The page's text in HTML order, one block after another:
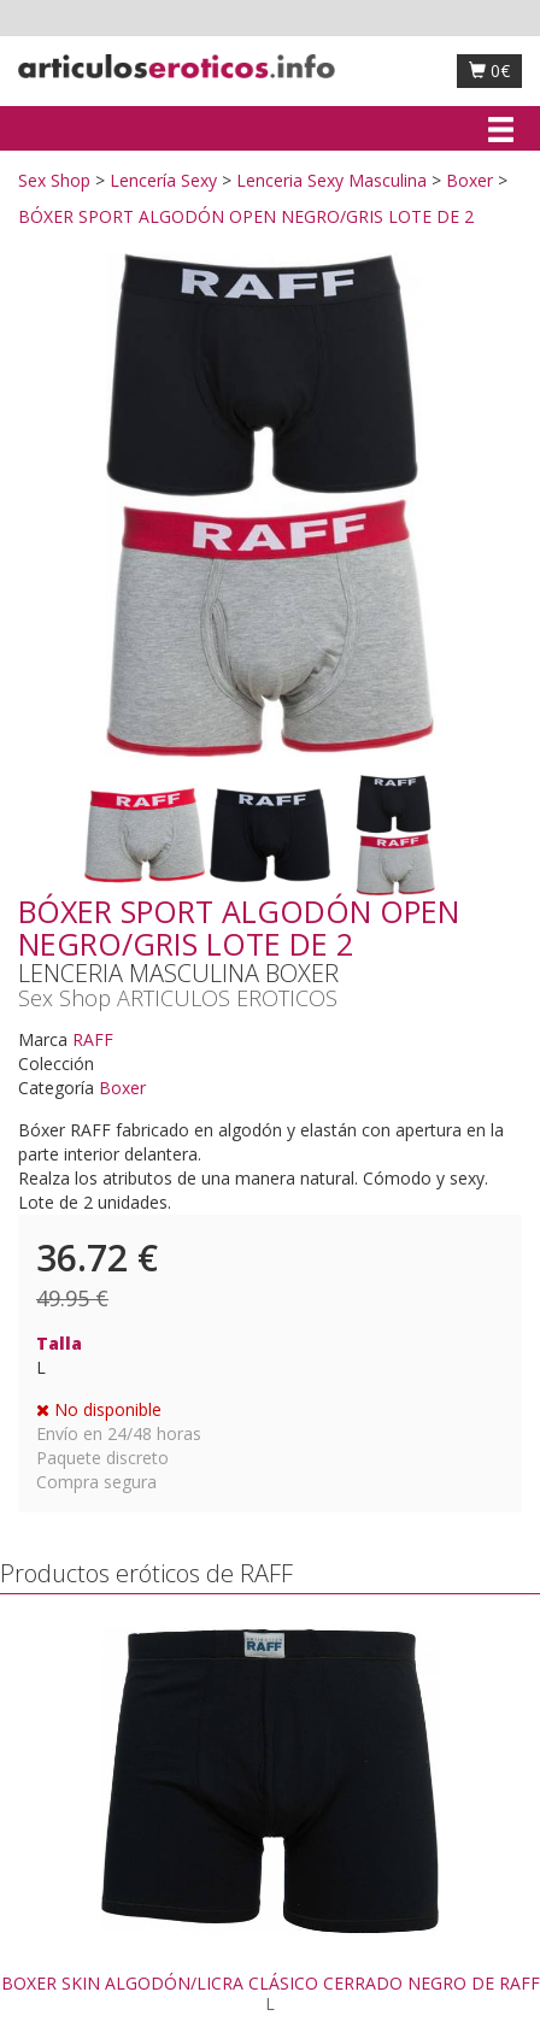
0€
Sex Shop Lencería Sexy Lenceria Sexy Masculina
Boxer
BÓXER SPORT ALGODÓN OPEN NEGRO/GRIS LOTE DE 2
BÓXER SPORT ALGODÓN OPEN
NEGRO/GRIS LOTE DE 2
LENCERIA MASCULINA BOXER
Sex Shop ARTICULOS EROTICOS
Marca RAFF
Colección
Categoría Boxer
Bóxer RAFF fabricado en algodón y elastán con apertura en la
parte interior delantera.
Realza los atributos de una manera natural. Cómodo y sexy.
Lote de 2 unidades.
36.72 €
49.95 €
Talla
L
No disponible
Envío en 24/48 horas
Paquete discreto
Compra segura
Productos eróticos de RAFF
BOXER SKIN ALGODÓN/LICRA CLÁSICO CERRADO NEGRO DE RAFF
L